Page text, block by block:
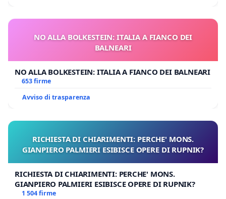
NO ALLA BOLKESTEIN: ITALIA A FIANCO DEI
BALNEARI
NO ALLA BOLKESTEIN: ITALIA A FIANCO DEI BALNEARI
653 firme
Avviso di trasparenza
RICHIESTA DI CHIARIMENTI: PERCHE' MONS.
GIANPIERO PALMIERI ESIBISCE OPERE DI RUPNIK?
RICHIESTA DI CHIARIMENTI: PERCHE' MONS.
GIANPIERO PALMIERI ESIBISCE OPERE DI RUPNIK?
1 504 firme